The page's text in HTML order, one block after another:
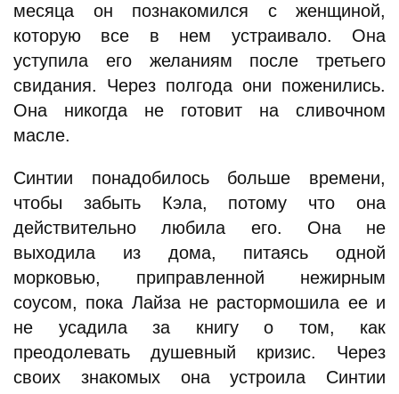
месяца он познакомился с женщиной,
которую все в нем устраивало. Она
уступила его желаниям после третьего
свидания. Через полгода они поженились.
Она никогда не готовит на сливочном
масле.
Синтии понадобилось больше времени,
чтобы забыть Кэла, потому что она
действительно любила его. Она не
выходила из дома, питаясь одной
морковью, приправленной нежирным
соусом, пока Лайза не растормошила ее и
не усадила за книгу о том, как
преодолевать душевный кризис. Через
своих знакомых она устроила Синтии